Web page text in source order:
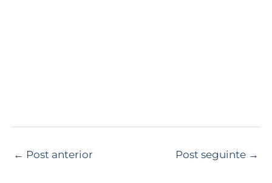
← Post anterior Post seguinte →